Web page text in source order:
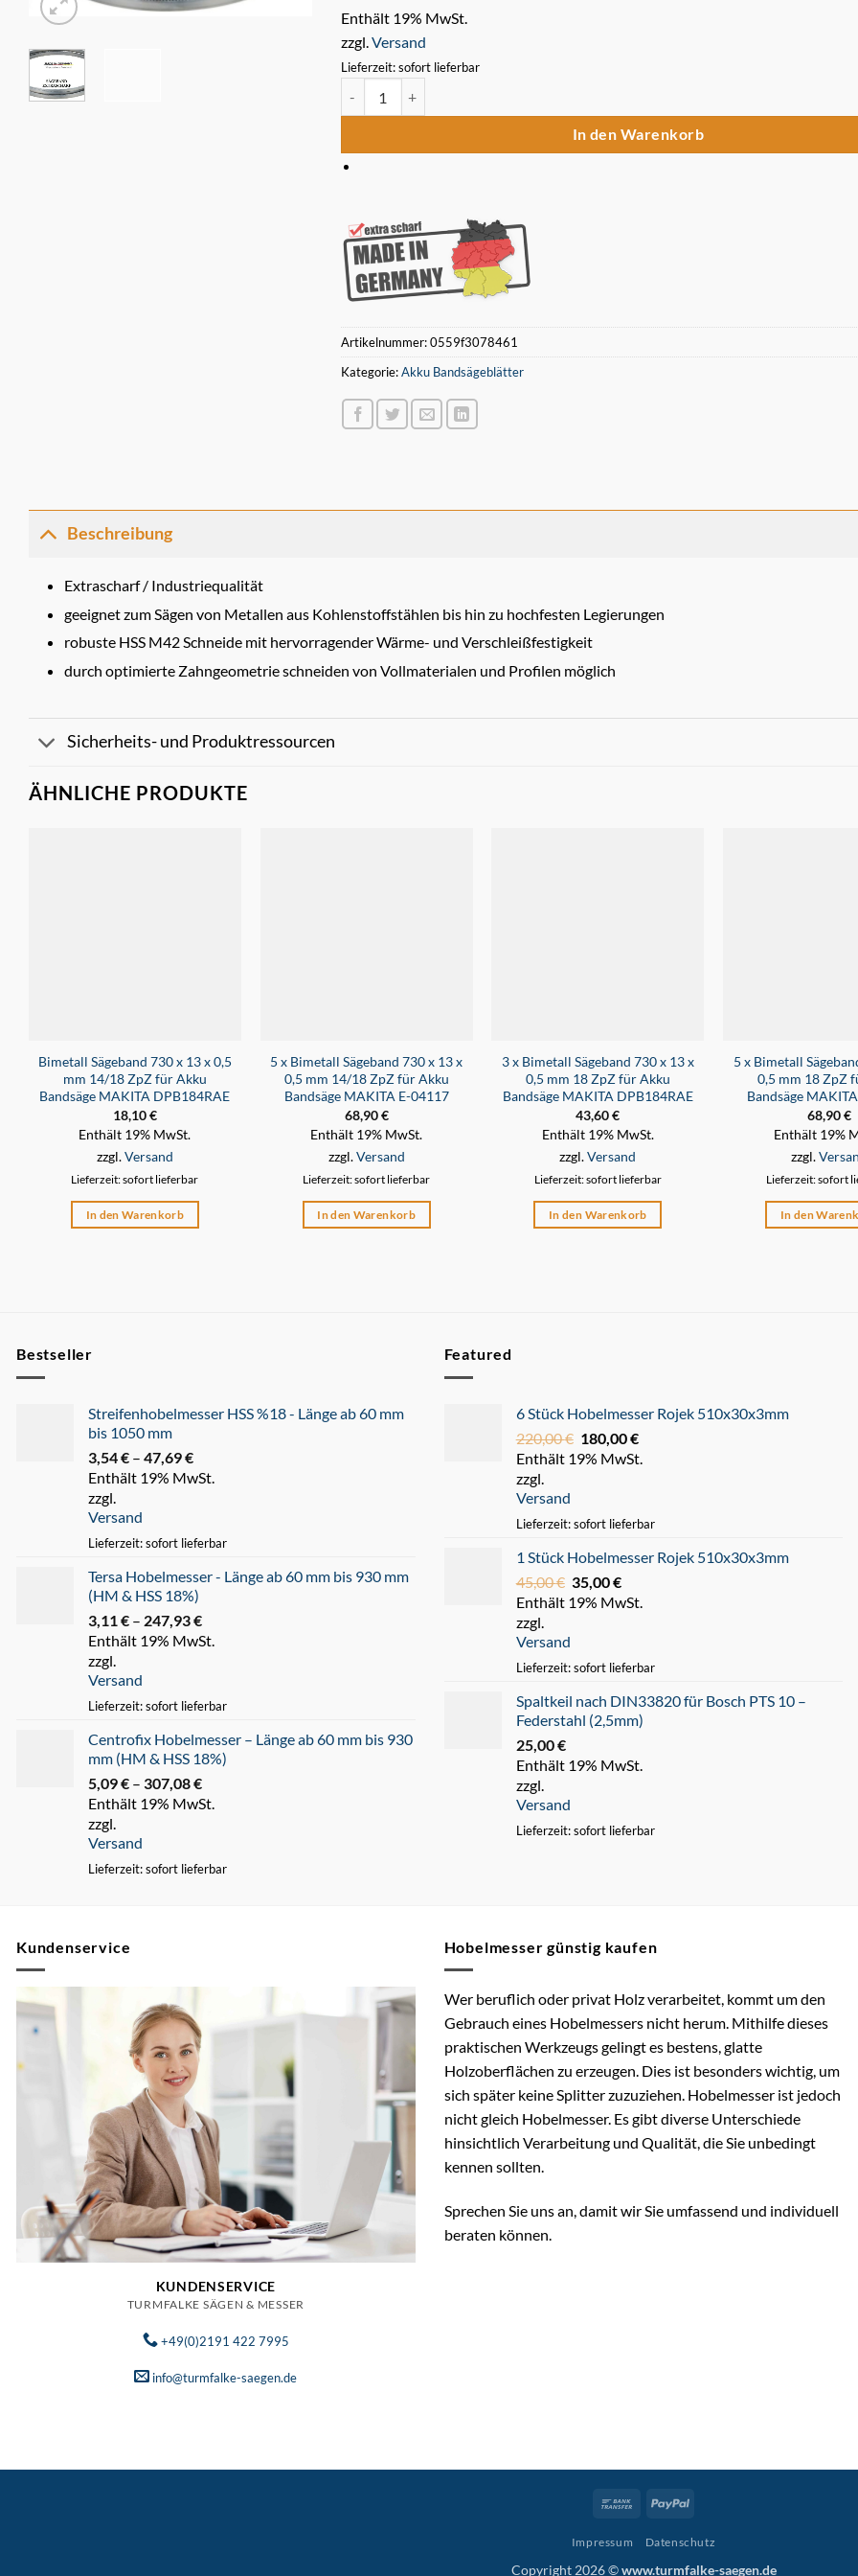
Enthält 19% MwSt.
zzgl.Versand
Lieferzeit: sofort lieferbar
In den Warenkorb
Artikelnummer:0559f3078461
Kategorie:Akku Bandsägeblätter
Beschreibung
Extrascharf / Industriequalität
geeignet zum Sägen von Metallen aus Kohlenstoffstählen bis hin zu hochfesten Legierungen
robuste HSS M42 Schneide mit hervorragender Wärme- und Verschleißfestigkeit
durch optimierte Zahngeometrie schneiden von Vollmaterialen und Profilen möglich
Sicherheits- und Produktressourcen
ÄHNLICHE PRODUKTE
Bimetall Sägeband 730 x 13 x 0,5
mm 14/18 ZpZ für Akku
Bandsäge MAKITA DPB184RAE
18,10€
Enthält 19% MwSt.
zzgl.Versand
Lieferzeit: sofort lieferbar
In den Warenkorb
5 x Bimetall Sägeband 730 x 13 x
0,5 mm 14/18 ZpZ für Akku
Bandsäge MAKITA E-04117
68,90€
Enthält 19% MwSt.
zzgl.Versand
Lieferzeit: sofort lieferbar
In den Warenkorb
3 x Bimetall Sägeband 730 x 13 x
0,5 mm 18 ZpZ für Akku
Bandsäge MAKITA DPB184RAE
43,60€
Enthält 19% MwSt.
zzgl.Versand
Lieferzeit: sofort lieferbar
In den Warenkorb
5 x Bimetall
0,5 mm 18 ZpZ
Bandsäge
68,90€
Enthält 19%
zzgl.
Lieferzeit: sofort
In den
Bestseller
Streifenhobelmesser HSS %18 - Länge ab 60 mm
bis 1050 mm
3,54€ – 47,69€
3,54 €
Enthält 19% MwSt.
zzgl.
Versand
Lieferzeit: sofort lieferbar
Tersa Hobelmesser - Länge ab 60 mm bis 930 mm
(HM & HSS 18%)
3,11€ – 247,93€
3,11 €
Enthält 19% MwSt.
zzgl.
Versand
Lieferzeit: sofort lieferbar
Centrofix Hobelmesser – Länge ab 60 mm bis 930
mm (HM & HSS 18%)
5,09€ – 307,08€
5,09 €
Enthält 19% MwSt.
zzgl.
Versand
Lieferzeit: sofort lieferbar
Featured
6 Stück Hobelmesser Rojek 510x30x3mm
220,00€ Ursprünglicher
Preis
180,00€
Preis
Enthält 19% MwSt.
zzgl.
Versand
Lieferzeit: sofort lieferbar
1 Stück Hobelmesser Rojek 510x30x3mm
45,00€ Ursprünglicher
Preis
35,00€
Preis
Enthält 19% MwSt.
zzgl.
Versand
Lieferzeit: sofort lieferbar
Spaltkeil nach DIN33820 für Bosch PTS 10 –
Federstahl (2,5mm)
25,00€
Enthält 19% MwSt.
zzgl.
Versand
Lieferzeit: sofort lieferbar
Kundenservice
KUNDENSERVICE
TURMFALKE SÄGEN & MESSER
+49(0)2191 422 7995
info@turmfalke-saegen.de
Hobelmesser günstig kaufen
Wer beruflich oder privat Holz verarbeitet, kommt um den
Gebrauch eines Hobelmessers nicht herum. Mithilfe dieses
praktischen Werkzeugs gelingt es bestens, glatte
Holzoberflächen zu erzeugen. Dies ist besonders wichtig, um
sich später keine Splitter zuzuziehen. Hobelmesser ist jedoch
nicht gleich Hobelmesser. Es gibt diverse Unterschiede
hinsichtlich Verarbeitung und Qualität, die Sie unbedingt
kennen sollten.
Sprechen Sie uns an, damit wir Sie umfassend und individuell
beraten können.
Bank
Impressum Datenschutz
Copyright 2026 ©www.turmfalke-saegen.de